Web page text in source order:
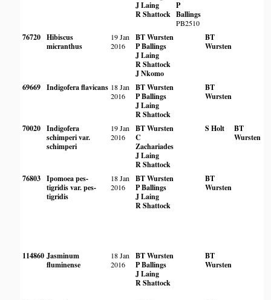
J Laing
R Shattock
P
Ballings
PB2510
76720 Hibiscus
micranthus
19 Jan
2016
BT Wursten
P Ballings
J Laing
R Shattock
J Nkomo
BT
Wursten
69669 Indigofera flavicans 18 Jan
2016
BT Wursten
P Ballings
J Laing
R Shattock
BT
Wursten
70020 Indigofera
schimperi var.
schimperi
19 Jan
2016
BT Wursten
C
Zachariades
J Laing
R Shattock
S Holt
BT
Wursten
76803 Ipomoea pes-
tigridis var. pes-
tigridis
18 Jan
2016
BT Wursten
P Ballings
J Laing
R Shattock
BT
Wursten
114860 Jasminum
fluminense
18 Jan
2016
BT Wursten
P Ballings
J Laing
R Shattock
BT
Wursten